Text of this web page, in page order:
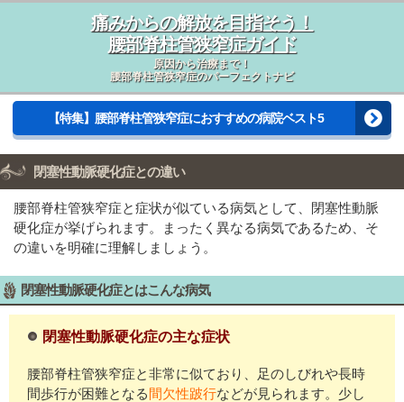
痛みからの解放を目指そう！
腰部脊柱管狭窄症ガイド
原因から治療まで！
腰部脊柱管狭窄症のパーフェクトナビ
【特集】腰部脊柱管狭窄症におすすめの病院ベスト5
閉塞性動脈硬化症との違い
腰部脊柱管狭窄症と症状が似ている病気として、閉塞性動脈
硬化症が挙げられます。まったく異なる病気であるため、そ
の違いを明確に理解しましょう。
閉塞性動脈硬化症とはこんな病気
閉塞性動脈硬化症の主な症状
腰部脊柱管狭窄症と非常に似ており、足のしびれや長時
間歩行が困難となる間欠性跛行などが見られます。少し